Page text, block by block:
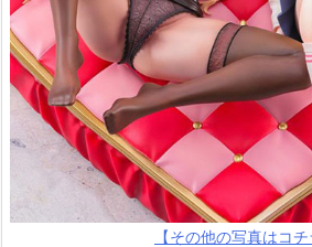
【その他の写真はコチ